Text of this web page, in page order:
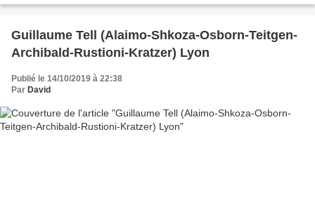
Guillaume Tell (Alaimo-Shkoza-Osborn-Teitgen-
Archibald-Rustioni-Kratzer) Lyon
Publié le 14/10/2019 à 22:38
Par David